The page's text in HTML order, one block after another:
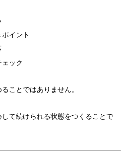
イント
ック
ことではありません。
て続けられる状態をつくることで